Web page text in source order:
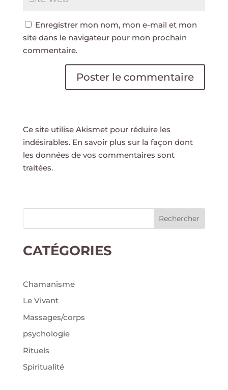
Enregistrer mon nom, mon e-mail et mon
site dans le navigateur pour mon prochain
commentaire.
Ce site utilise Akismet pour réduire les
indésirables. En savoir plus sur la façon dont
les données de vos commentaires sont
traitées.
Rechercher
CATÉGORIES
Chamanisme
Le Vivant
Massages/corps
psychologie
Rituels
Spiritualité